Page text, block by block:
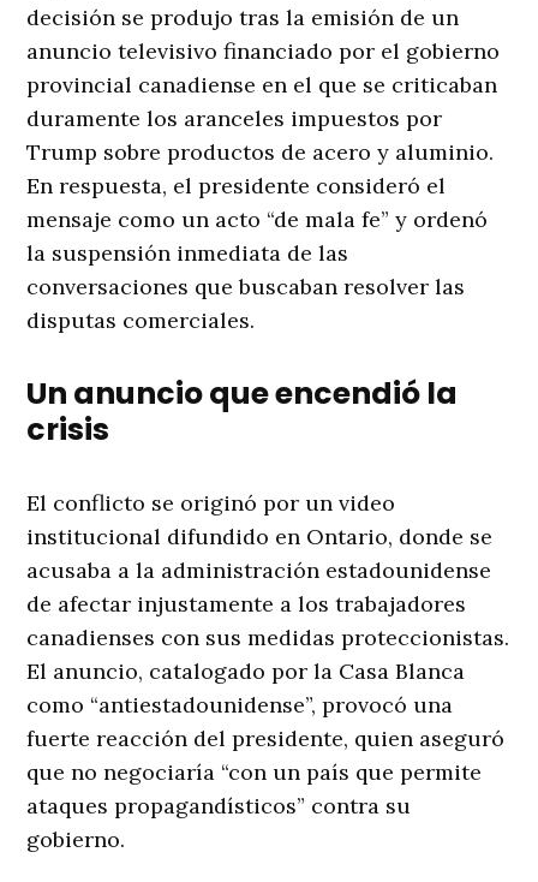
decisión se produjo tras la emisión de un
anuncio televisivo financiado por el gobierno
provincial canadiense en el que se criticaban
duramente los aranceles impuestos por
Trump sobre productos de acero y aluminio.
En respuesta, el presidente consideró el
mensaje como un acto “de mala fe” y ordenó
la suspensión inmediata de las
conversaciones que buscaban resolver las
disputas comerciales.
Un anuncio que encendió la
crisis
El conflicto se originó por un video
institucional difundido en Ontario, donde se
acusaba a la administración estadounidense
de afectar injustamente a los trabajadores
canadienses con sus medidas proteccionistas.
El anuncio, catalogado por la Casa Blanca
como “antiestadounidense”, provocó una
fuerte reacción del presidente, quien aseguró
que no negociaría “con un país que permite
ataques propagandísticos” contra su
gobierno.